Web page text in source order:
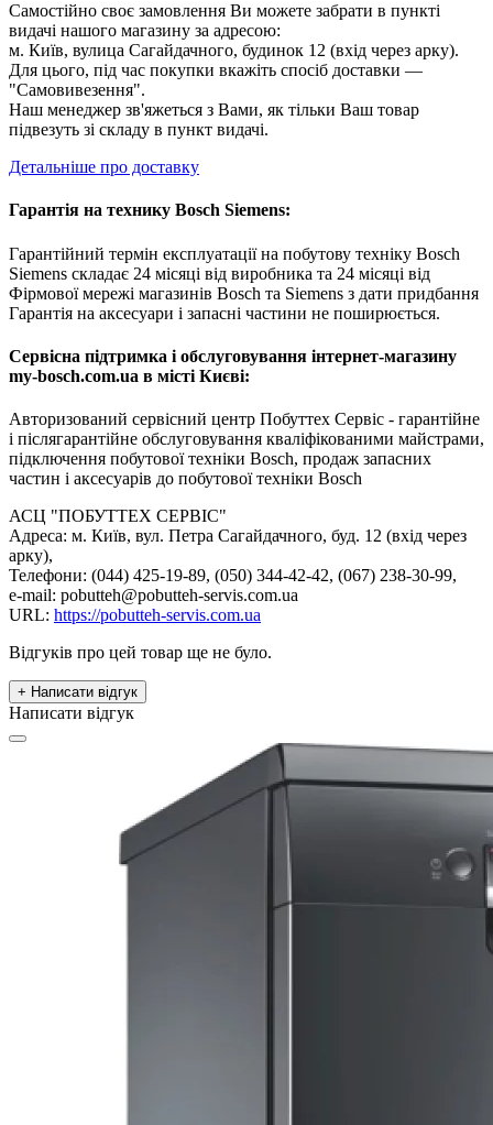
Самостійно своє замовлення Ви можете забрати в пункті
видачі нашого магазину за адресою:
м. Київ, вулица Сагайдачного, будинок 12 (вхід через арку).
Для цього, під час покупки вкажіть спосіб доставки —
"Самовивезення".
Наш менеджер зв'яжеться з Вами, як тільки Ваш товар
підвезуть зі складу в пункт видачі.
Детальніше про доставку
Гарантія на технику Bosch Siemens:
Гарантійний термін експлуатації на побутову техніку Bosch
Siemens складає 24 місяці від виробника та 24 місяці від
Фірмової мережі магазинів Bosch та Siemens з дати придбання
Гарантія на аксесуари і запасні частини не поширюється.
Сервісна підтримка і обслуговування інтернет-магазину
my-bosch.com.ua в місті Києві:
Авторизований сервісний центр Побуттех Сервіс - гарантійне
і післягарантійне обслуговування кваліфікованими майстрами,
підключення побутової техніки Bosch, продаж запасних
частин і аксесуарів до побутової техніки Bosch
АСЦ "ПОБУТТЕХ СЕРВІС"
Адреса: м. Київ, вул. Петра Сагайдачного, буд. 12 (вхід через
арку),
Телефони: (044) 425-19-89, (050) 344-42-42, (067) 238-30-99,
e-mail: pobutteh@pobutteh-servis.com.ua
URL: https://pobutteh-servis.com.ua
Відгуків про цей товар ще не було.
+ Написати відгук
Написати відгук